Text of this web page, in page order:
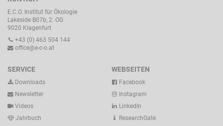
E.C.O. Institut für Ökologie
Lakeside B07b, 2. OG
9020 Klagenfurt
+43 (0) 463 504 144
office@e-c-o.at
SERVICE
Downloads
Newsletter
Videos
Jahrbuch
WEBSEITEN
Facebook
Instagram
LinkedIn
ResearchGate